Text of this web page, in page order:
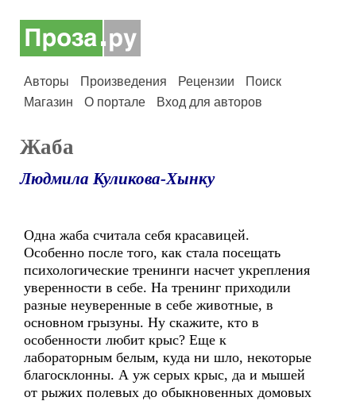
Авторы Произведения Рецензии
Поиск
Магазин
О портале Вход для авторов
Жаба
Людмила Куликова-Хынку
Одна жаба считала себя красавицей.
Особенно после того, как стала посещать
психологические тренинги насчет укрепления
уверенности в себе. На тренинг приходили
разные неуверенные в себе животные, в
основном грызуны. Ну скажите, кто в
особенности любит крыс? Еще к
лабораторным белым, куда ни шло, некоторые
благосклонны. А уж серых крыс, да и мышей
от рыжих полевых до обыкновенных домовых